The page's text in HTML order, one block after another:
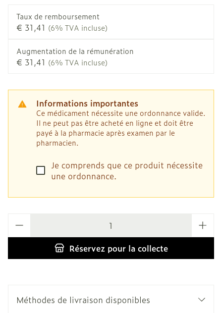
Taux de remboursement
€ 31,41 (6% TVA incluse)
Augmentation de la rémunération
€ 31,41 (6% TVA incluse)
Informations importantes
Ce médicament nécessite une ordonnance valide.
Il ne peut pas être acheté en ligne et doit être
payé à la pharmacie après examen par le
pharmacien.
Je comprends que ce produit nécessite
une ordonnance.
Réservezpour la collecte
Méthodes de livraison disponibles